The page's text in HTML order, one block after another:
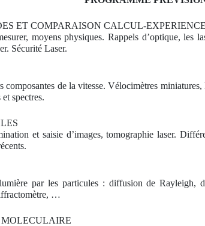
ET COMPARAISON CALCUL-EXPERIENCE
moyens physiques. Rappels d’optique, les
Sécurité Laser.
composantes de la vitesse. Vélocimètres
spectres.
et saisie d’images, tomographie laser.
par les particules : diffusion de Rayleigh,
…
MOLECULAIRE